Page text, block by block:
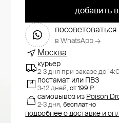
добавить
в WhatsApp →
Москва
курьер
2-3 дня при заказе до
постамат или ПВЗ
3-12 дней,от 199 ₽
самовывоз из Poison
2-3 дня,бесплатно
подробнее о доставке и